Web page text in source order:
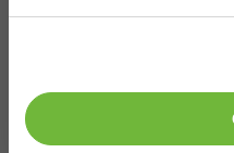
Fugiczek:
http://